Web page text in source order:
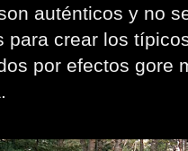
auténticos y no
para crear los
por efectos gore